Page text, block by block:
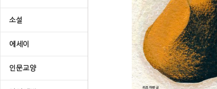
소설
에세이
인문교양